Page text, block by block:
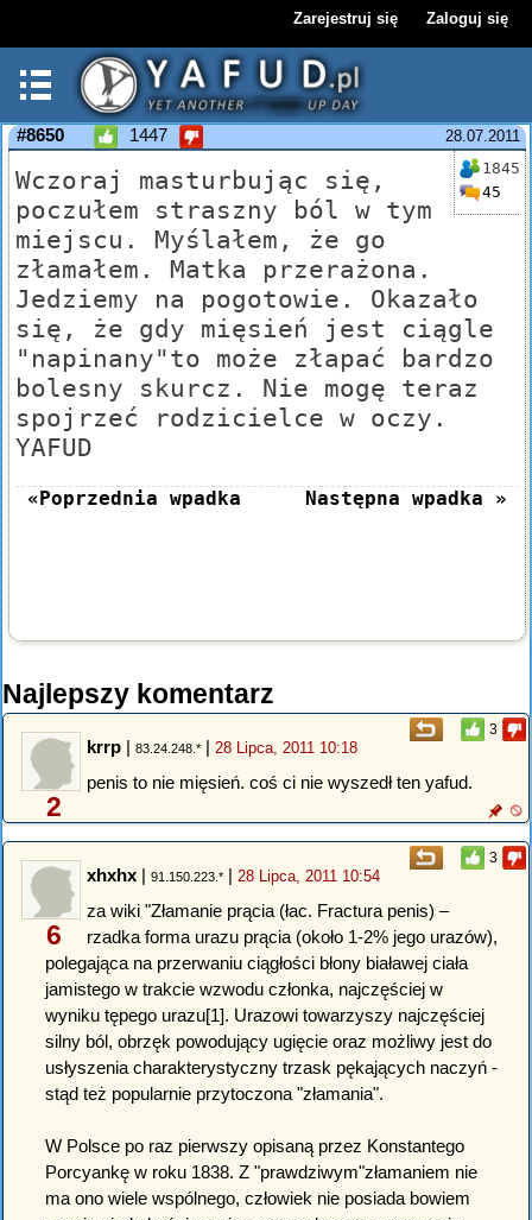
Zarejestruj się Zaloguj się
28.07.2011
#8650 1447
1845
45
Wczoraj masturbując się,
poczułem straszny ból w tym
miejscu. Myślałem, że go
złamałem. Matka przerażona.
Jedziemy na pogotowie. Okazało
się, że gdy mięsień jest ciągle
"napinany"to może złapać bardzo
bolesny skurcz. Nie mogę teraz
spojrzeć rodzicielce w oczy.
YAFUD
«Poprzednia wpadka Następna wpadka »
Najlepszy komentarz
3
2
krrp | 83.24.248.* | 28 Lipca, 2011 10:18
penis to nie mięsień. coś ci nie wyszedł ten yafud.
3
6
xhxhx | 91.150.223.* | 28 Lipca, 2011 10:54
za wiki "Złamanie prącia (łac. Fractura penis) –
rzadka forma urazu prącia (około 1-2% jego urazów),
polegająca na przerwaniu ciągłości błony białawej ciała
jamistego w trakcie wzwodu członka, najczęściej w
wyniku tępego urazu[1]. Urazowi towarzyszy najczęściej
silny ból, obrzęk powodujący ugięcie oraz możliwy jest do
usłyszenia charakterystyczny trzask pękających naczyń -
stąd też popularnie przytoczona "złamania".
W Polsce po raz pierwszy opisaną przez Konstantego
Porcyankę w roku 1838. Z "prawdziwym"złamaniem nie
ma ono wiele wspólnego, człowiek nie posiada bowiem